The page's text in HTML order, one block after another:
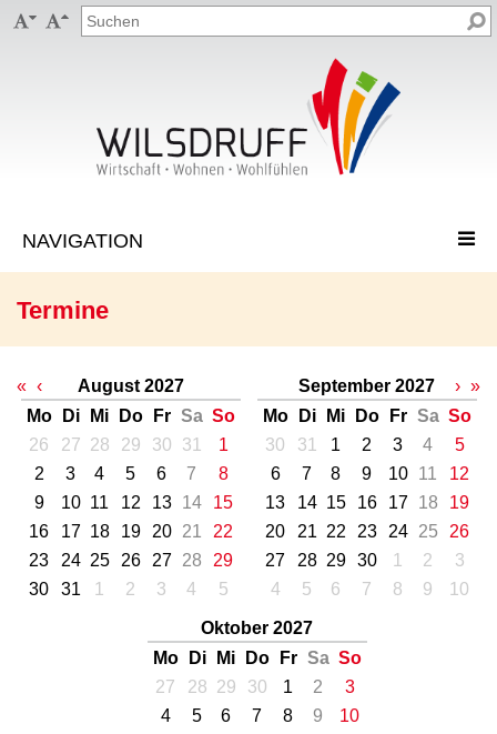
 
Termine
« ‹
August 2027
Mo
Di Mi Do Fr Sa So
26
27 28 29 30 31
1
2
3 4 5 6 7
8
9
10 11 12 13 14
15
16
17 18 19 20 21
22
23
24 25 26 27 28
29
30
31 1 2 3 4 5
September 2027
Mo
Di Mi Do Fr Sa So
30
31 1 2 3 4
5
6
7 8 9 10 11
12
13
14 15 16 17 18
19
20
21 22 23 24 25
26
27
28 29 30 1 2
3
4
5 6 7 8 9 10
Oktober 2027
Mo
Di Mi Do Fr Sa So
27
28 29 30 1 2
3
4
5 6 7 8 9
10
› »